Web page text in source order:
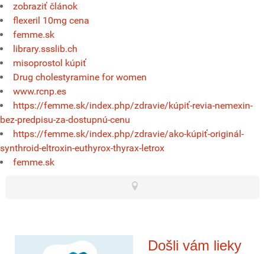
zobraziť článok
flexeril 10mg cena
femme.sk
library.ssslib.ch
misoprostol kúpiť
Drug cholestyramine for women
www.rcnp.es
https://femme.sk/index.php/zdravie/kúpiť-revia-nemexin-
bez-predpisu-za-dostupnú-cenu
https://femme.sk/index.php/zdravie/ako-kúpiť-originál-
synthroid-eltroxin-euthyrox-thyrax-letrox
femme.sk
Došli vám lieky